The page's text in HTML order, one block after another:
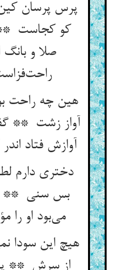
پرس پرسان
کو کجاست
صلا و بانگ
هین چه راحت
آواز زشت **
دختری دارم
بس سنی **
می‌بود او را مؤمنی
هیچ این سودا
از سرش **